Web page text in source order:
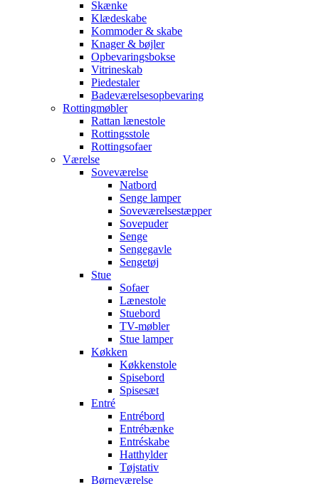
Skænke
Klædeskabe
Kommoder & skabe
Knager & bøjler
Opbevaringsbokse
Vitrineskab
Piedestaler
Badeværelsesopbevaring
Rottingmøbler
Rattan lænestole
Rottingsstole
Rottingsofaer
Værelse
Soveværelse
Natbord
Senge lamper
Soveværelsestæpper
Sovepuder
Senge
Sengegavle
Sengetøj
Stue
Sofaer
Lænestole
Stuebord
TV-møbler
Stue lamper
Køkken
Køkkenstole
Spisebord
Spisesæt
Entré
Entrébord
Entrébænke
Entréskabe
Hatthylder
Tøjstativ
Børneværelse